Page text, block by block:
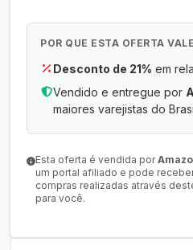
POR QUE ESTA OFERTA
Desconto de 21% em
Vendido e entregue por
maiores varejistas do
Esta oferta é vendida por
um portal afiliado e pode
compras realizadas através
para você.